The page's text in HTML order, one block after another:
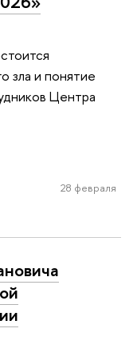
зла и понятие
Центра
28 февраля